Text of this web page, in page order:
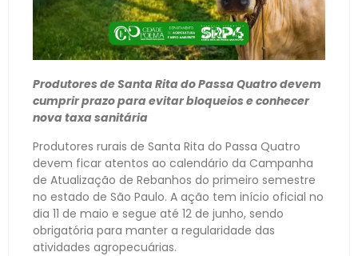
Produtores de Santa Rita do Passa Quatro devem
cumprir prazo para evitar bloqueios e conhecer
nova taxa sanitária
Produtores rurais de Santa Rita do Passa Quatro
devem ficar atentos ao calendário da Campanha
de Atualização de Rebanhos do primeiro semestre
no estado de São Paulo. A ação tem início oficial no
dia 11 de maio e segue até 12 de junho, sendo
obrigatória para manter a regularidade das
atividades agropecuárias.